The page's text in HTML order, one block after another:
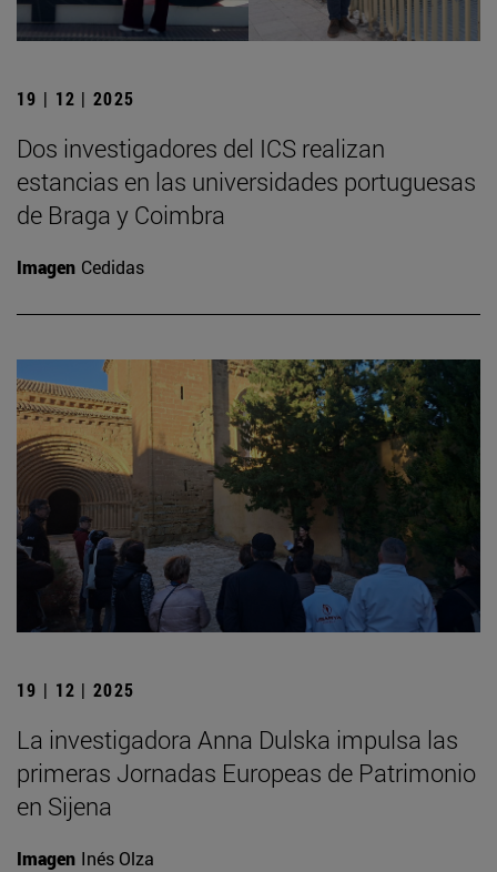
19 | 12 | 2025
Dos investigadores del ICS realizan
estancias en las universidades portuguesas
de Braga y Coimbra
Imagen Cedidas
19 | 12 | 2025
La investigadora Anna Dulska impulsa las
primeras Jornadas Europeas de Patrimonio
en Sijena
Imagen Inés Olza